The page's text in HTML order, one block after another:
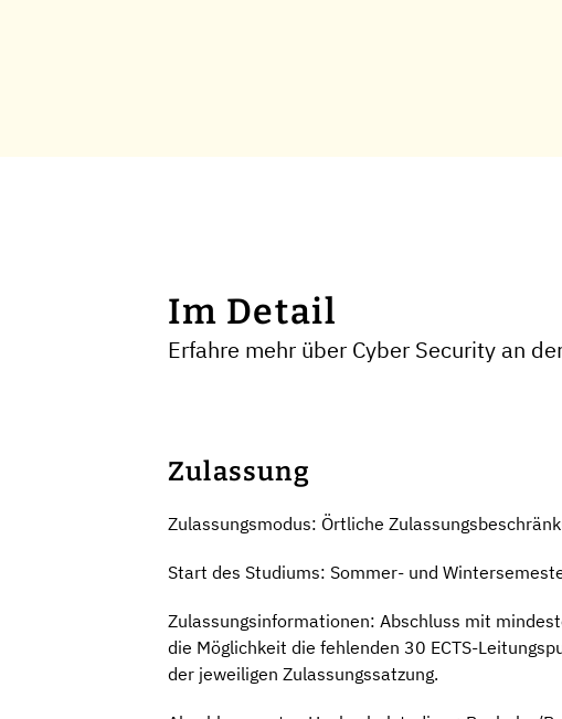
Im Detail
Erfahre mehr über Cyber Security an
Zulassung
Zulassungsmodus: Örtliche
Start des Studiums: Sommer- und
Zulassungsinformationen: Abschluss mit
die Möglichkeit die fehlenden 30 ECTS-
der jeweiligen Zulassungssatzung.